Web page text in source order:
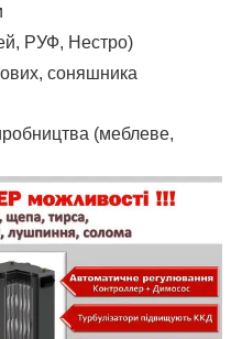
РУФ, Нестро)
соняшника
(меблеве,